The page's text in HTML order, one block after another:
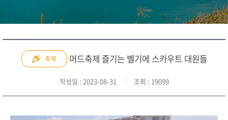
축제 머드축제 즐기는 벨기에 스카우트 대원들
작성일 : 2023-08-31 조회 : 19099